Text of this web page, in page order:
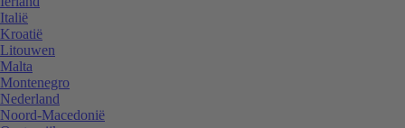
Italië
Kroatië
Litouwen
Malta
Montenegro
Nederland
Noord-Macedonië